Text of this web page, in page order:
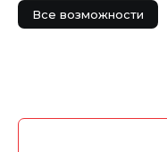
Все возможности